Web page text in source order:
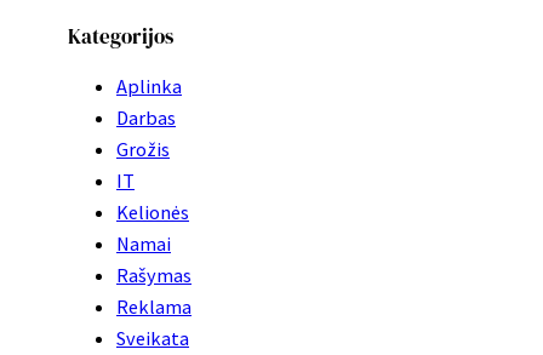
Kategorijos
Aplinka
Darbas
Grožis
IT
Kelionės
Namai
Rašymas
Reklama
Sveikata